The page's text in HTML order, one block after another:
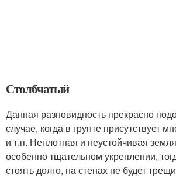
Столбчатый
Данная разновидность прекрасно
случае, когда в грунте присутствует
и т.п. Неплотная и неустойчивая
особенно тщательном укреплении,
стоять долго, на стенах не будет